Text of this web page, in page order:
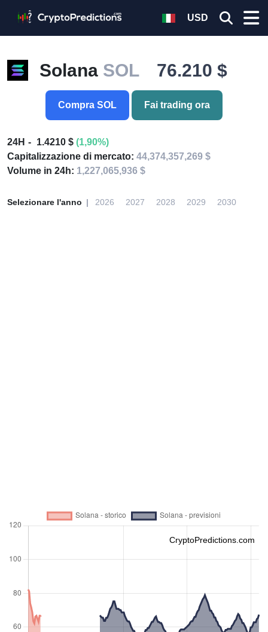
USD
Solana SOL 76.210 $
Compra SOL Fai trading ora
24H 1.4210 $ (1,90%)
Capitalizzazione di mercato: 44,374,357,269 $
Volume in 24h: 1,227,065,936 $
Selezionare l'anno 2026 2027 2028 2029 2030
CryptoPredictions.com